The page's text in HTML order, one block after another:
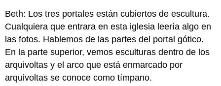
Beth: Los tres portales están cubiertos de escultura.
Cualquiera que entrara en esta iglesia leería algo en
las fotos. Hablemos de las partes del portal gótico.
En la parte superior, vemos esculturas dentro de los
arquivoltas y el arco que está enmarcado por
arquivoltas se conoce como tímpano.